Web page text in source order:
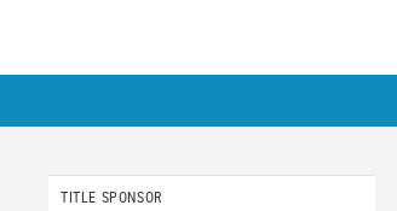
TITLE SPONSOR